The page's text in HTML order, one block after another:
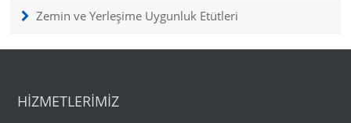
Zemin ve Yerleşime Uygunluk Etütleri
HİZMETLERİMİZ